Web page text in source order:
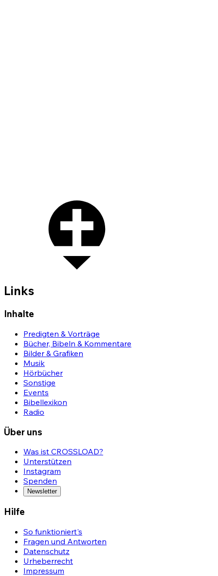
Links
Inhalte
Predigten & Vorträge
Bücher, Bibeln & Kommentare
Bilder & Grafiken
Musik
Hörbücher
Sonstige
Events
Bibellexikon
Radio
Über uns
Was ist CROSSLOAD?
Unterstützen
Instagram
Spenden
Newsletter
Hilfe
So funktioniert's
Fragen und Antworten
Datenschutz
Urheberrecht
Impressum